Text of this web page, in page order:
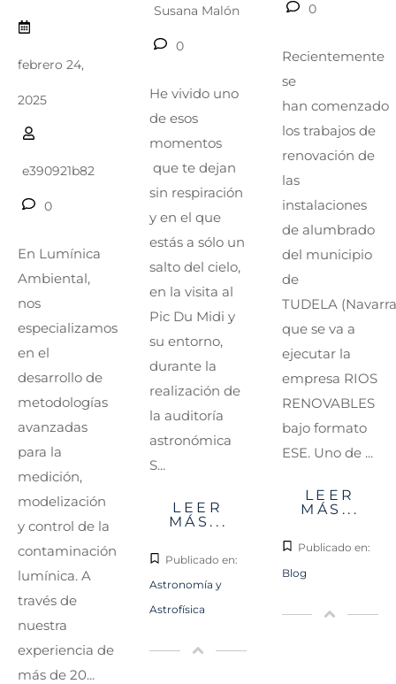
febrero 24,
2025
e390921b82
0
En Lumínica
Ambiental,
nos
especializamos
en el
desarrollo de
metodologías
avanzadas
para la
medición,
modelización
y control de la
contaminación
lumínica. A
través de
nuestra
experiencia de
más de 20...
Susana Malón
0
He vivido uno
de esos
momentos
que te dejan
sin respiración
y en el que
estás a sólo un
salto del cielo,
en la visita al
Pic Du Midi y
su entorno,
durante la
realización de
la auditoría
astronómica
S...
LEER
MÁS...
Publicado en:
Astronomía y
Astrofísica
0
Recientemente
se
han comenzado
los trabajos de
renovación de
las
instalaciones
de alumbrado
del municipio
de
TUDELA
que se va a
ejecutar la
empresa RIOS
RENOVABLES
bajo formato
ESE. Uno de ...
LEER
MÁS...
Publicado en:
Blog